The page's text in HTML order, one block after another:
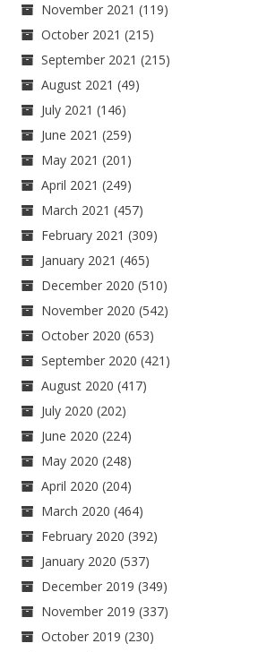
November 2021 (119)
October 2021 (215)
September 2021 (215)
August 2021 (49)
July 2021 (146)
June 2021 (259)
May 2021 (201)
April 2021 (249)
March 2021 (457)
February 2021 (309)
January 2021 (465)
December 2020 (510)
November 2020 (542)
October 2020 (653)
September 2020 (421)
August 2020 (417)
July 2020 (202)
June 2020 (224)
May 2020 (248)
April 2020 (204)
March 2020 (464)
February 2020 (392)
January 2020 (537)
December 2019 (349)
November 2019 (337)
October 2019 (230)